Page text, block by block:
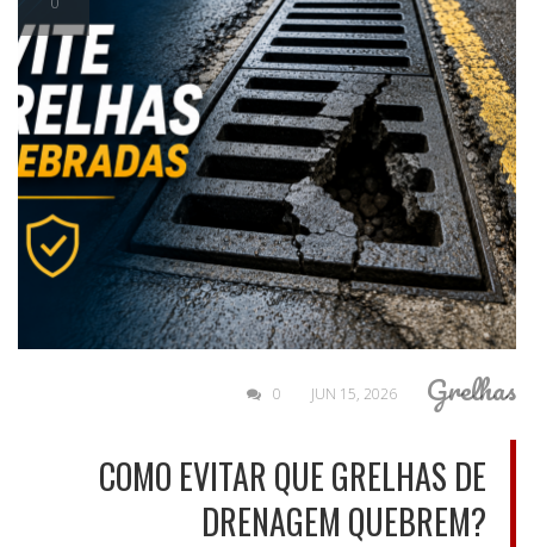
Grelhas
JUN 15, 2026
0
COMO EVITAR QUE GRELHAS DE
DRENAGEM QUEBREM?